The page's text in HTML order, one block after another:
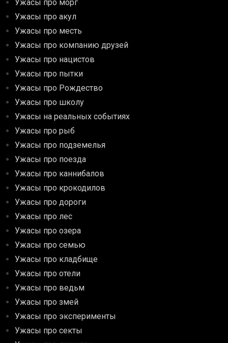
Ужасы про морг
Ужасы про акул
Ужасы про месть
Ужасы про компанию друзей
Ужасы про нацистов
Ужасы про пытки
Ужасы про Рождество
Ужасы про школу
Ужасы на реальных событиях
Ужасы про рыб
Ужасы про подземелья
Ужасы про поезда
Ужасы про каннибалов
Ужасы про крокодилов
Ужасы про дороги
Ужасы про лес
Ужасы про озера
Ужасы про семью
Ужасы про кладбище
Ужасы про отели
Ужасы про ведьм
Ужасы про змей
Ужасы про эксперименты
Ужасы про секты